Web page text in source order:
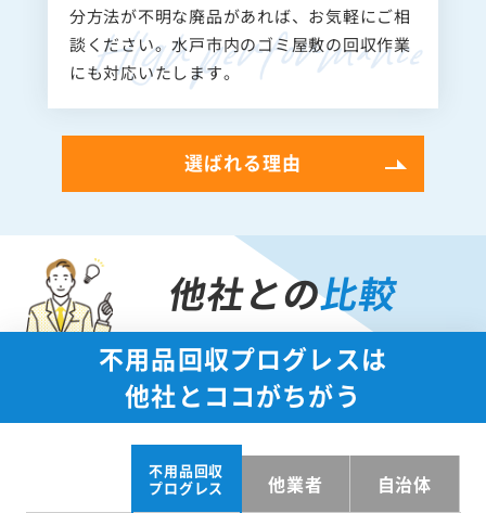
分方法が不明な廃品があれば、お気軽にご相
談ください。水戸市内のゴミ屋敷の回収作業
にも対応いたします。
選ばれる理由
他社との比較
不用品回収プログレスは
他社とココがちがう
不用品回収
プログレス
他業者 自治体